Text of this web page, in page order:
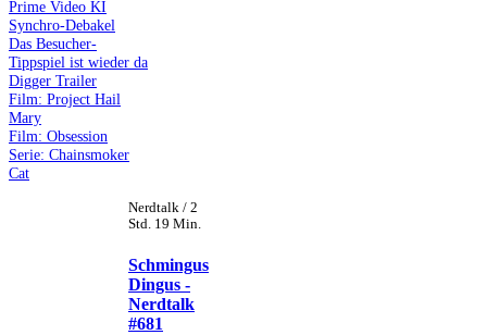
Prime Video KI
Synchro-Debakel
Das Besucher-
Tippspiel ist wieder da
Digger Trailer
Film: Project Hail
Mary
Film: Obsession
Serie: Chainsmoker
Cat
Nerdtalk / 2
Std. 19 Min.
Schmingus
Dingus -
Nerdtalk
#681